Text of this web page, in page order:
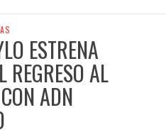
ESTRENA
REGRESO AL
ADN